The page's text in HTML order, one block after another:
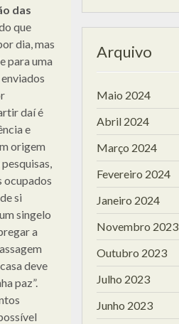
das
que
dia, mas
para uma
daí é
e
origem
ocupados
si
singelo
a
deve
paz”.
Arquivo
Maio 2024
Abril 2024
Março 2024
Fevereiro 2024
Janeiro 2024
Novembro 2023
Outubro 2023
Julho 2023
Junho 2023